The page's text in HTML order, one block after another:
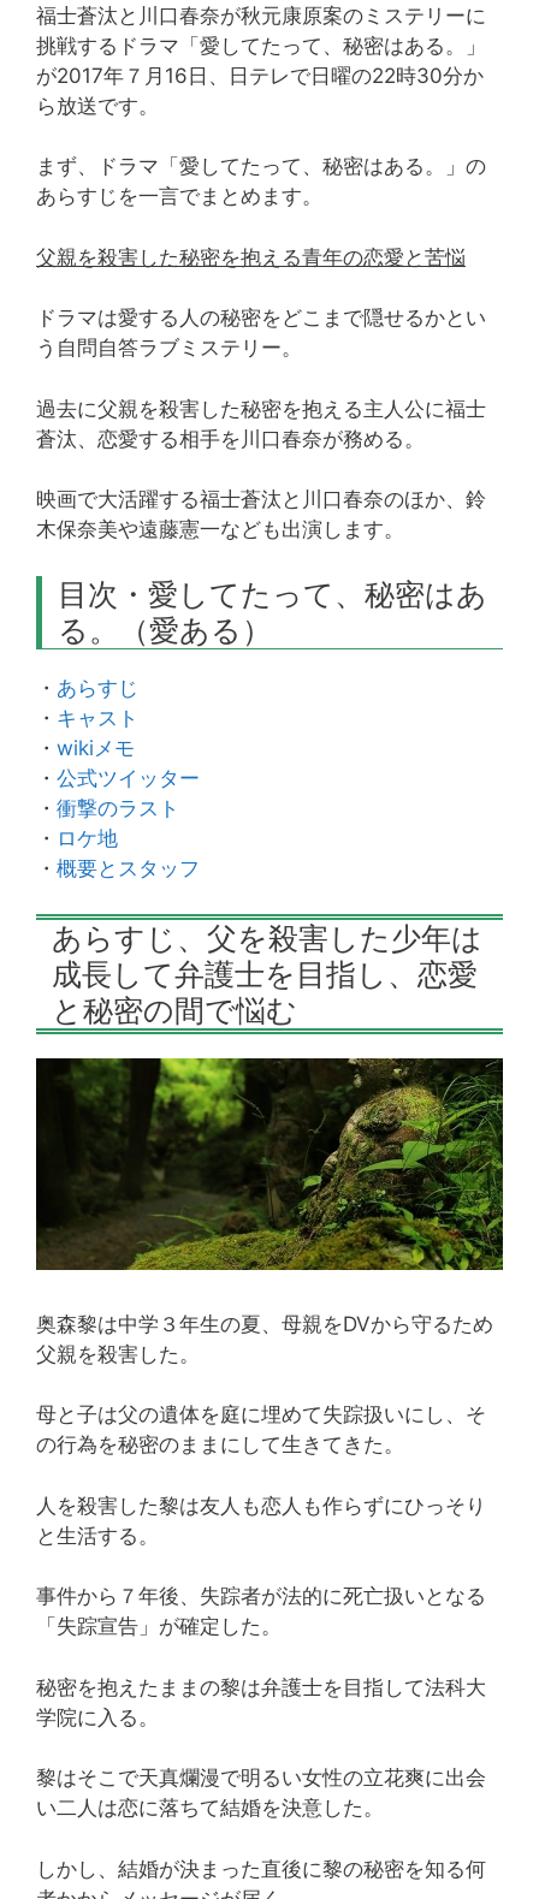
福士蒼汰と川口春奈が秋元康原案のミステリーに
挑戦するドラマ「愛してたって、秘密はある。」
が2017年７月16日、日テレで日曜の22時30分か
ら放送です。
まず、ドラマ「愛してたって、秘密はある。」の
あらすじを一言でまとめます。
父親を殺害した秘密を抱える青年の恋愛と苦悩
ドラマは愛する人の秘密をどこまで隠せるかとい
う自問自答ラブミステリー。
過去に父親を殺害した秘密を抱える主人公に福士
蒼汰、恋愛する相手を川口春奈が務める。
映画で大活躍する福士蒼汰と川口春奈のほか、鈴
木保奈美や遠藤憲一なども出演します。
目次・愛してたって、秘密はあ
る。（愛ある）
・ あらすじ
・ キャスト
・ wikiメモ
・ 公式ツイッター
・ 衝撃のラスト
・ ロケ地
・ 概要とスタッフ
あらすじ、父を殺害した少年は
成長して弁護士を目指し、恋愛
と秘密の間で悩む
奥森黎は中学３年生の夏、母親をDVから守るため
父親を殺害した。
母と子は父の遺体を庭に埋めて失踪扱いにし、そ
の行為を秘密のままにして生きてきた。
人を殺害した黎は友人も恋人も作らずにひっそり
と生活する。
事件から７年後、失踪者が法的に死亡扱いとなる
「失踪宣告」が確定した。
秘密を抱えたままの黎は弁護士を目指して法科大
学院に入る。
黎はそこで天真爛漫で明るい女性の立花爽に出会
い二人は恋に落ちて結婚を決意した。
しかし、結婚が決まった直後に黎の秘密を知る何